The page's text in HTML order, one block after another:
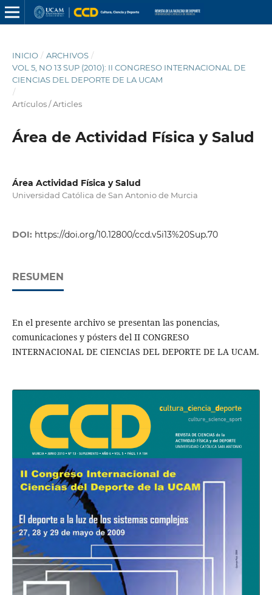
INICIO / ARCHIVOS /
VOL 5, NO 13 SUP (2010): II CONGRESO INTERNACIONAL DE
CIENCIAS DEL DEPORTE DE LA UCAM
/
Artículos / Articles
Área de Actividad Física y Salud
Área Actividad Física y Salud
Universidad Católica de San Antonio de Murcia
DOI: https://doi.org/10.12800/ccd.v5i13%20Sup.70
RESUMEN
En el presente archivo se presentan las ponencias,
comunicaciones y pósters del II CONGRESO
INTERNACIONAL DE CIENCIAS DEL DEPORTE DE LA UCAM.